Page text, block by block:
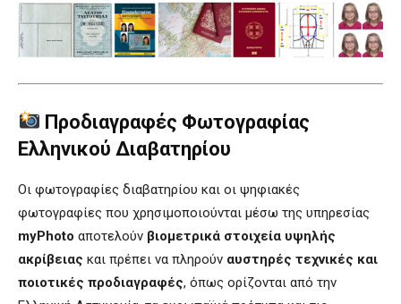
Προδιαγραφές Φωτογραφίας
Ελληνικού Διαβατηρίου
Οι φωτογραφίες διαβατηρίου και οι ψηφιακές
φωτογραφίες που χρησιμοποιούνται μέσω της υπηρεσίας
myPhoto αποτελούν βιομετρικά στοιχεία υψηλής
ακρίβειας και πρέπει να πληρούν αυστηρές τεχνικές και
ποιοτικές προδιαγραφές, όπως ορίζονται από την